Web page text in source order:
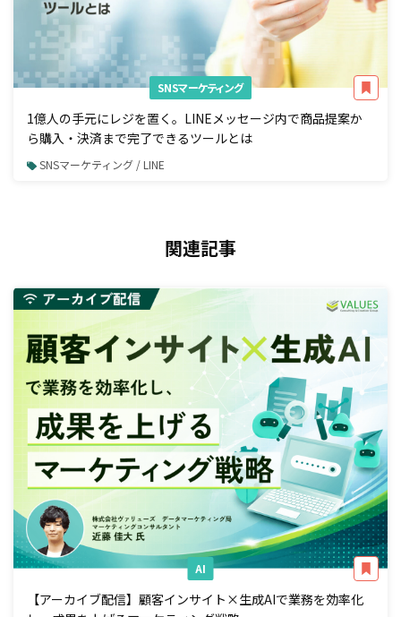
SNSマーケティング
1億人の手元にレジを置く。LINEメッセージ内で商品提案か
ら購入・決済まで完了できるツールとは
SNSマーケティング / LINE
関連記事
AI
【アーカイブ配信】顧客インサイト×生成AIで業務を効率化